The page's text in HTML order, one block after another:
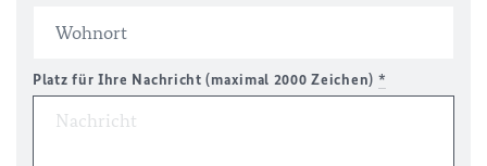
Platz für Ihre Nachricht (maximal 2000 Zeichen) *